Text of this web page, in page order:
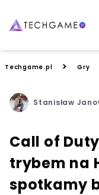
Techgame.pl > Gry
Stanisław
Call of
trybem na
spotkamy